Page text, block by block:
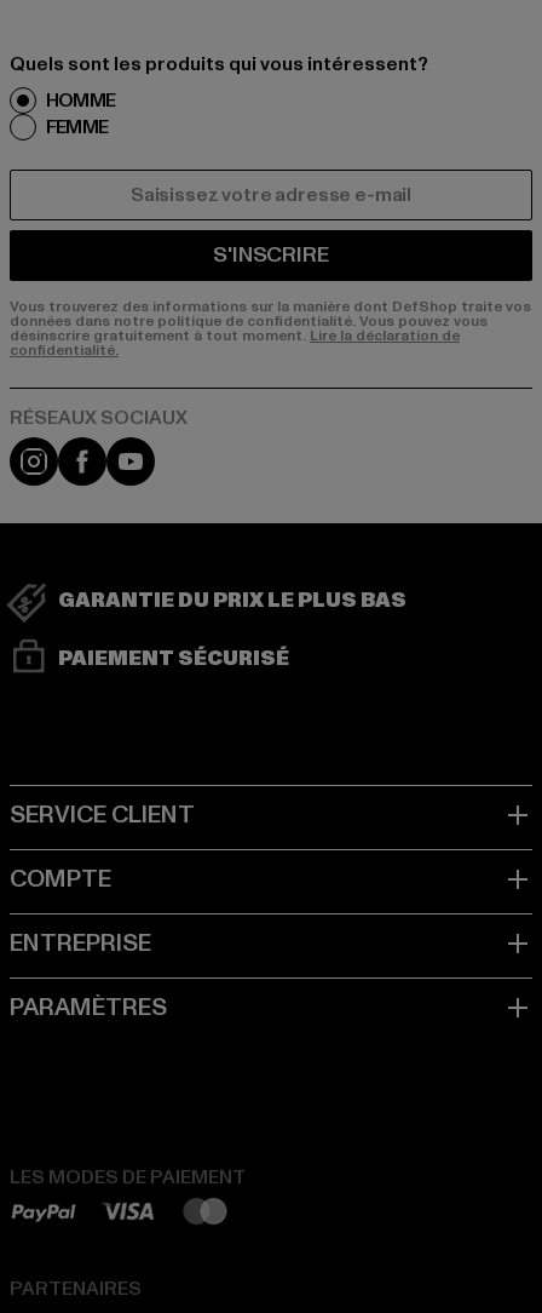
Quels sont les produits qui vous intéressent?
HOMME
FEMME
S'INSCRIRE
Vous trouverez des informations sur la manière dont DefShop traite vos
données dans notre politique de confidentialité. Vous pouvez vous
désinscrire gratuitement à tout moment. Lire la déclaration de
confidentialité.
Visit our Instagram page:
Visit our Facebook page:
Visit our YouTube channel:
GARANTIE DU PRIX LE PLUS BAS
PAIEMENT SÉCURISÉ
LES MODES DE PAIEMENT
PARTENAIRES